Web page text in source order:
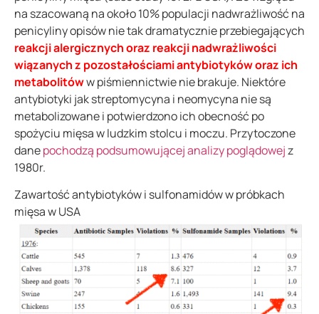
na szacowaną na około 10% populacji nadwrażliwość na
penicyliny opisów nie tak dramatycznie przebiegających
reakcji alergicznych oraz reakcji nadwrażliwości
wiązanych z pozostałościami antybiotyków oraz ich
metabolitóww piśmiennictwie nie brakuje. Niektóre
antybiotyki jak streptomycyna i neomycyna nie są
metabolizowane i potwierdzono ich obecność po
spożyciu mięsa w ludzkim stolcu i moczu. Przytoczone
danepochodzą podsumowującej analizy poglądowejz
1980r.
Zawartość antybiotyków i sulfonamidów w próbkach
mięsa w USA